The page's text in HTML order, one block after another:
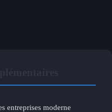
entreprises moderne